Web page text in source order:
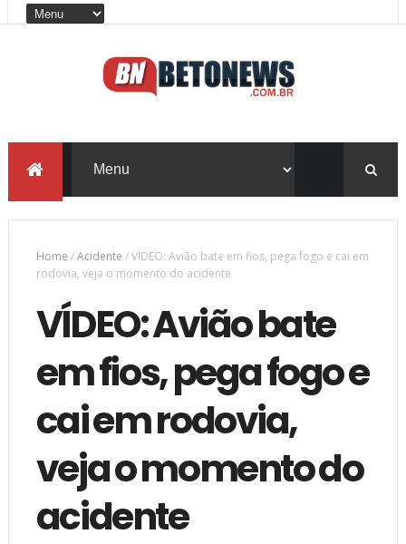
Home /Acidente /VÍDEO: Avião bate em fios, pega fogo e cai em
rodovia, veja o momento do acidente
VÍDEO: Avião bate
em fios, pega fogo e
cai em rodovia,
veja o momento do
acidente